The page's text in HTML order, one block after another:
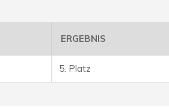
ERGEBNIS
5. Platz